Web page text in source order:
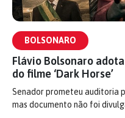
BOLSONARO
Flávio Bolsonaro
do filme ‘Dark Horse’
Senador prometeu auditoria
mas documento não foi